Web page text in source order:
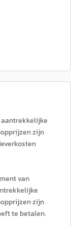
aantrekkelijke
zijn
van
zijn
te betalen.